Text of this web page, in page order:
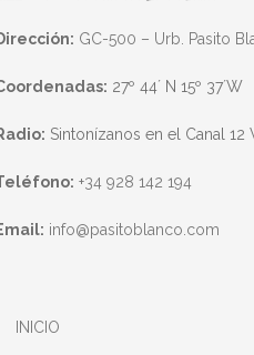
GC-500 – Urb. Pasito
27º 44´ N 15º 37´W
Sintonízanos en el Canal 12
+34 928 142 194
info@pasitoblanco.com
INICIO